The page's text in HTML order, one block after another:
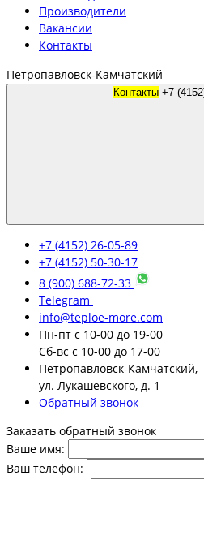
Производители
Вакансии
Контакты
Петропавловск-Камчатский
Контакты
+7 (4152) 26-05-89
+7 (4152) 50-30-17
8 (900) 688-72-33
Telegram
info@teploe-more.com
Пн-пт с 10-00 до 19-00
Сб-вс с 10-00 до 17-00
Петропавловск-Камчатский,
ул. Лукашевского, д. 1
Обратный звонок
Заказать обратный звонок
Ваше имя:
Ваш телефон: